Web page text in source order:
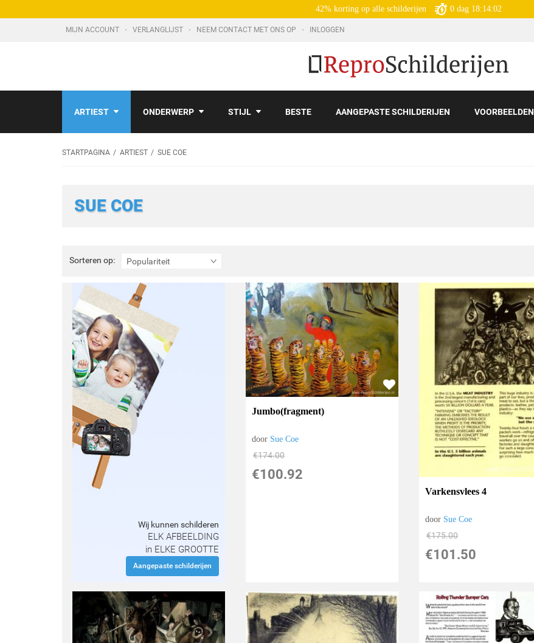
42% korting op alle schilderijen 0 dag 18:14:01
MIJN ACCOUNT VERLANGLIJST NEEM CONTACT MET ONS OP INLOGGEN
ARTIEST ONDERWERP STIJL BESTE AANGEPASTE SCHILDERIJEN VOORBEELDEN
STARTPAGINA ARTIEST SUE COE
SUE COE
Sorteren op: Populariteit
Sorteren
op:
Wij kunnen schilderen
ELK AFBEELDING
in ELKE GROOTTE
Aangepaste schilderijen
Jumbo(fragment)
door Sue Coe
€174.00
€100.92
Varkensvlees 4
door Sue Coe
€175.00
€101.50